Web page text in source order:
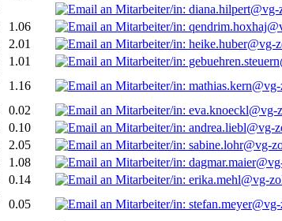
1.06
2.01
1.01
1.16
0.02
0.10
2.05
1.08
0.14
0.05